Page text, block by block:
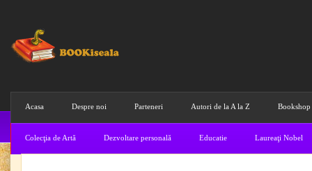
Acasa Despre noi Parteneri Autori de la A la Z Bookshop
Colecţia de Artă Dezvoltare personală Educatie Laureaţi Nobel